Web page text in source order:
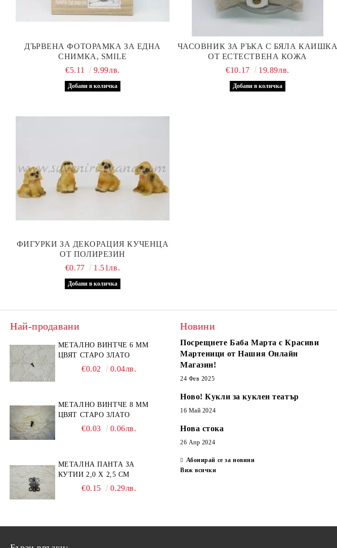
ДЪРВЕНА ФОТОРАМКА ЗА ЕДНА
СНИМКА, SMILE
€5.11
9.99лв.
ЧАСОВНИК ЗА РЪКА С БЯЛА КАИШКА
ОТ ЕСТЕСТВЕНА КОЖА
€10.17
19.89лв.
ФИГУРКИ ЗА ДЕКОРАЦИЯ КУЧЕНЦА
ОТ ПОЛИРЕЗИН
€0.77
1.51лв.
Най-продавани
МЕТАЛНО ВИНТЧЕ 6 ММ
ЦВЯТ СТАРО ЗЛАТО
€0.02 0.04лв.
МЕТАЛНО ВИНТЧЕ 8 ММ
ЦВЯТ СТАРО ЗЛАТО
€0.03 0.06лв.
МЕТАЛНА ПАНТА ЗА
КУТИИ 2,0 Х 2,5 СМ
€0.15 0.29лв.
Новини
Посрещнете Баба Марта с Красиви
Мартеници от Нашия Онлайн
Магазин!
24 Фев 2025
Ново! Кукли за куклен театър
16 Май 2024
Нова стока
26 Апр 2024
Абонирай се за новини
Виж всички